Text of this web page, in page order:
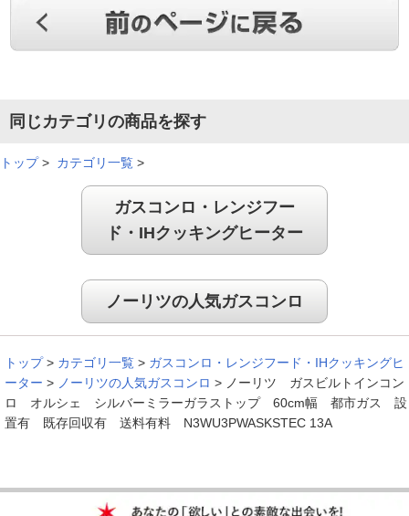
同じカテゴリの商品を探す
トップ> カテゴリ一覧 >
ガスコンロ・レンジフー
ド・IHクッキングヒーター
ノーリツの人気ガスコンロ
トップ > カテゴリ一覧 > ガスコンロ・レンジフード・IHクッキングヒ
ーター > ノーリツの人気ガスコンロ > ノーリツ ガスビルトインコン
ロ オルシェ シルバーミラーガラストップ 60cm幅 都市ガス 設
置有 既存回収有 送料有料 N3WU3PWASKSTEC 13A